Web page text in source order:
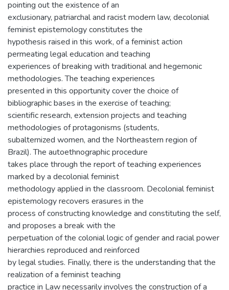
pointing out the existence of an
exclusionary, patriarchal and racist modern law, decolonial
feminist epistemology constitutes the
hypothesis raised in this work, of a feminist action
permeating legal education and teaching
experiences of breaking with traditional and hegemonic
methodologies. The teaching experiences
presented in this opportunity cover the choice of
bibliographic bases in the exercise of teaching;
scientific research, extension projects and teaching
methodologies of protagonisms (students,
subalternized women, and the Northeastern region of
Brazil). The autoethnographic procedure
takes place through the report of teaching experiences
marked by a decolonial feminist
methodology applied in the classroom. Decolonial feminist
epistemology recovers erasures in the
process of constructing knowledge and constituting the self,
and proposes a break with the
perpetuation of the colonial logic of gender and racial power
hierarchies reproduced and reinforced
by legal studies. Finally, there is the understanding that the
realization of a feminist teaching
practice in Law necessarily involves the construction of a